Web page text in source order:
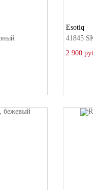
Esotiq
41845
2 900